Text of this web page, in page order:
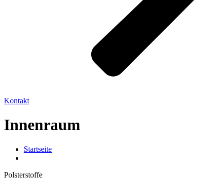
Kontakt
Innenraum
Startseite
Polsterstoffe